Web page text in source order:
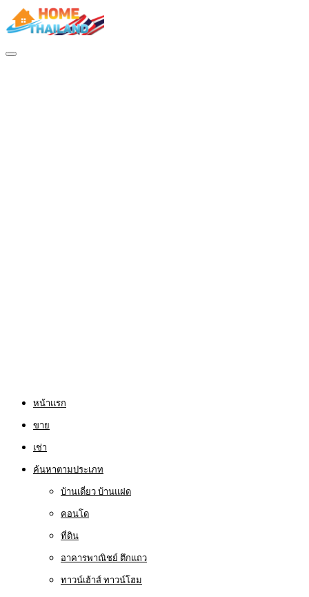
หน้าแรก
ขาย
เช่า
ค้นหาตามประเภท
บ้านเดี่ยว บ้านแฝด
คอนโด
ที่ดิน
อาคารพาณิชย์ ตึกแถว
ทาวน์เฮ้าส์ ทาวน์โฮม